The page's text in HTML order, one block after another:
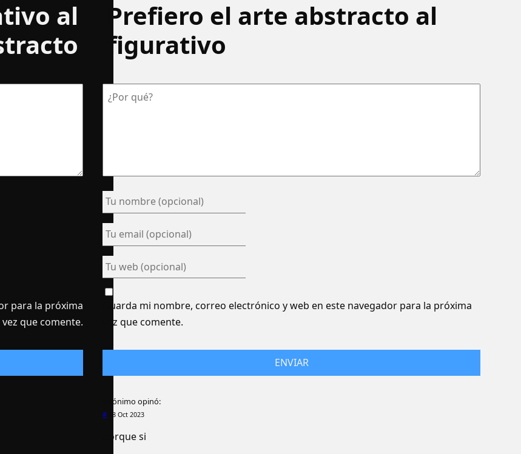
al
para la próxima
vez que comente.
Prefiero el arte abstracto al
figurativo
Guarda mi nombre, correo electrónico y web en este navegador para la próxima
vez que comente.
Anónimo opinó:
# 18 Oct 2023
porque si